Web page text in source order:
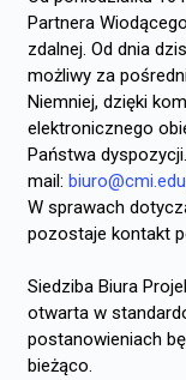
Partnera
zdalnej. Od dnia
możliwy za
Niemniej, dzięki
elektronicznego
Państwa
mail:
W sprawach
pozostaje kontakt
Siedziba Biura
otwarta w
postanowieniach
bieżąco.